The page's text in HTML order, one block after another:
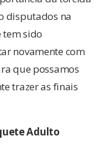
disputados na
tem sido
novamente com
que possamos
trazer as finais
Adulto